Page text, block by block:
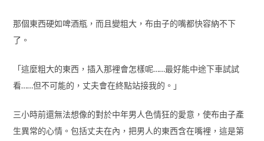
那個東西硬如啤酒瓶，而且變粗大，布由子的嘴都快容納不下
了。
「這麼粗大的東西，插入那裡會怎樣呢……最好能中途下車試試
看……但不可能的，丈夫會在終點站接我的。」
三小時前還無法想像的對於中年男人色情狂的愛意，使布由子產
生異常的心情。包括丈夫在內，把男人的東西含在嘴裡，這是第